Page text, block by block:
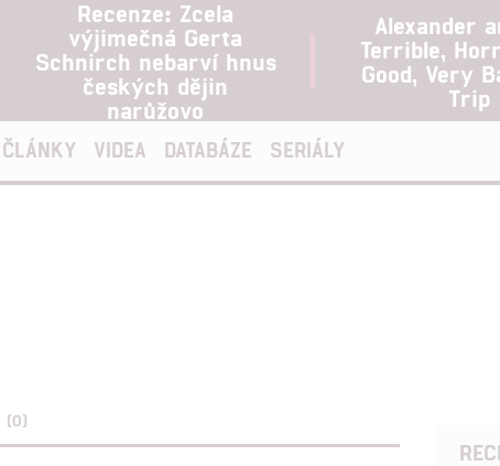
Recenze: Zcela
výjimečná Gerta
Schnirch nebarví hnus
českých dějin
narůžovo
Alexander
Terrible,
Good, Very
Trip
ČLÁNKY VIDEA DATABÁZE SERIÁLY
(0)